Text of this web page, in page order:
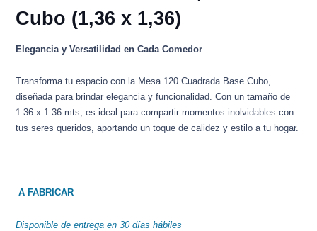
Cubo (1,36 x 1,36)
Elegancia y Versatilidad en Cada Comedor
Transforma tu espacio con la Mesa 120 Cuadrada Base Cubo,
diseñada para brindar elegancia y funcionalidad. Con un tamaño de
1.36 x 1.36 mts, es ideal para compartir momentos inolvidables con
tus seres queridos, aportando un toque de calidez y estilo a tu hogar.
A FABRICAR
Disponible de entrega en 30 días hábiles